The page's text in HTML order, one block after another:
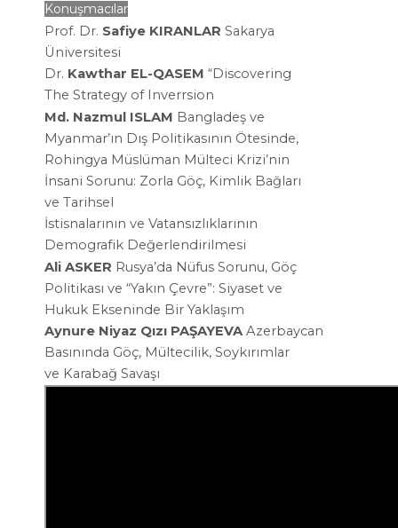
Konuşmacılar
Prof. Dr. Safiye KIRANLAR Sakarya
Üniversitesi
Dr. Kawthar EL-QASEM “Discovering
The Strategy of Inverrsion
Md. Nazmul ISLAM Bangladeş ve
Myanmar’ın Dış Politikasının Ötesinde,
Rohingya Müslüman Mülteci Krizi’nin
İnsani Sorunu: Zorla Göç, Kimlik Bağları
ve Tarihsel
İstisnalarının ve Vatansızlıklarının
Demografik Değerlendirilmesi
Ali ASKER Rusya’da Nüfus Sorunu, Göç
Politikası ve “Yakın Çevre”: Siyaset ve
Hukuk Ekseninde Bir Yaklaşım
Aynure Niyaz Qızı PAŞAYEVA Azerbaycan
Basınında Göç, Mültecilik, Soykırımlar
ve Karabağ Savaşı